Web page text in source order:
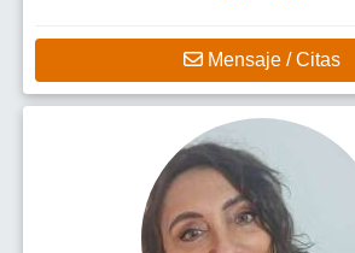
Mensaje / Citas